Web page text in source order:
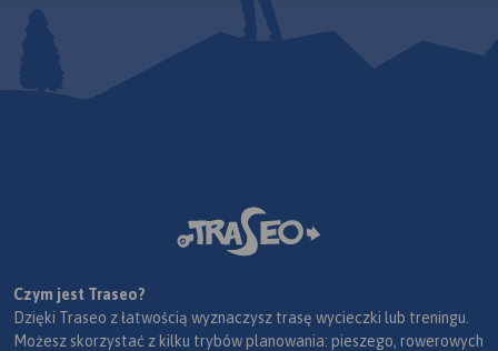
Czym jest Traseo?
Dzięki Traseo z łatwością wyznaczysz trasę wycieczki lub treningu.
Możesz skorzystać z kilku trybów planowania: pieszego, rowerowych